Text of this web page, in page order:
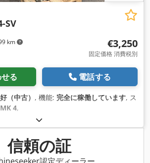
km
SV
€3,250
固定価格 消費税別
る 電話する
（中古） , 機能: 完全に稼働しています, ス
MK 4,
信頼の証